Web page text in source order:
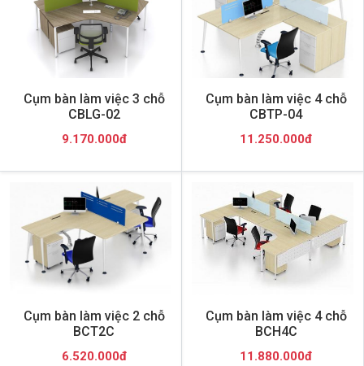
Cụm bàn làm việc 3 chỗ
CBLG-02
9.170.000đ
Cụm bàn làm việc 4 chỗ
CBTP-04
11.250.000đ
Cụm bàn làm việc 2 chỗ
BCT2C
6.520.000đ
Cụm bàn làm việc 4 chỗ
BCH4C
11.880.000đ